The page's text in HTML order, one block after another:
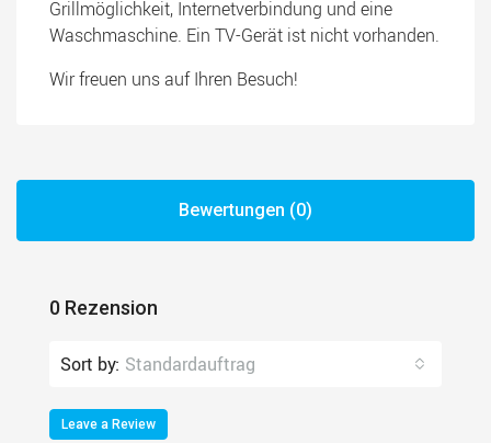
Grillmöglichkeit, Internetverbindung und eine
Waschmaschine. Ein TV-Gerät ist nicht vorhanden.
Wir freuen uns auf Ihren Besuch!
Bewertungen (0)
0 Rezension
Sort by: Standardauftrag
Leave a Review